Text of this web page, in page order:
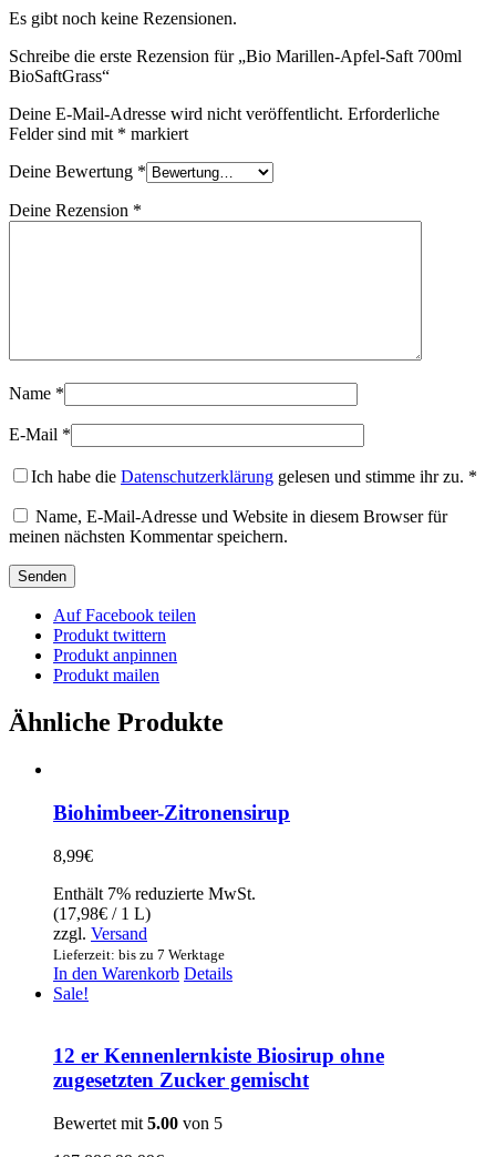
Es gibt noch keine Rezensionen.
Schreibe die erste Rezension für „Bio Marillen-Apfel-Saft 700ml
BioSaftGrass“
Deine E-Mail-Adresse wird nicht veröffentlicht. Erforderliche
Felder sind mit * markiert
Deine Bewertung *
Deine Rezension *
Name *
E-Mail *
Ich habe die Datenschutzerklärung gelesen und stimme ihr zu. *
Name, E-Mail-Adresse und Website in diesem Browser für
meinen nächsten Kommentar speichern.
Auf Facebook teilen
Produkt twittern
Produkt anpinnen
Produkt mailen
Ähnliche Produkte
Biohimbeer-Zitronensirup
8,99€
Enthält 7% reduzierte MwSt.
(17,98€ / 1 L)
zzgl. Versand
Lieferzeit: bis zu 7 Werktage
In den Warenkorb Details
Sale!
12 er Kennenlernkiste Biosirup ohne
zugesetzten Zucker gemischt
Bewertet mit 5.00 von 5